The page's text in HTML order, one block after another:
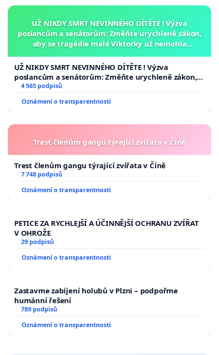
UŽ NIKDY SMRT NEVINNÉHO DÍTĚTE ! Výzva
poslancům a senátorům: Změňte urychleně zákon,
aby se tragédie malé Viktorky už nemohla
UŽ NIKDY SMRT NEVINNÉHO DÍTĚTE ! Výzva
poslancům a senátorům: Změňte urychleně zákon,
aby se tragédie malé Viktorky už nemohla opakovat!
4 565 podpisů
Oznámení o transparentnosti
Trest členům gangu týrající zvířata v Číně
Trest členům gangu týrající zvířata v Číně
7 748 podpisů
Oznámení o transparentnosti
PETICE ZA RYCHLEJŠÍ A ÚČINNĚJŠÍ OCHRANU ZVÍŘAT
V OHROŽE
29 podpisů
Oznámení o transparentnosti
Zastavme zabíjení holubů v Plzni – podpořme
humánní řešení
789 podpisů
Oznámení o transparentnosti